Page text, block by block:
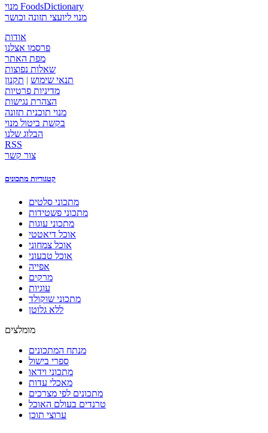
מנוי FoodsDictionary
מנוי ליועצי תזונה וכושר
אודות
פרסמו אצלנו
מפת האתר
שאלות נפוצות
תנאי שימוש | תקנון
מדיניות פרטיות
הצהרת נגישות
מנוי תוכנית תזונה
בקשת ביטול מנוי
הבלוג שלנו
RSS
צור קשר
קטגוריות מתכונים
מתכוני סלטים
מתכוני פשטידות
מתכוני עוגות
אוכל דיאטטי
אוכל צמחוני
אוכל טבעוני
אפייה
מרקים
עוגיות
מתכוני שוקולד
ללא גלוטן
מומלצים
מנתח המתכונים
ספרי בישול
מתכוני וידאו
מאכלי עדות
מתכונים לפי מצרכים
טרנדים בעולם האוכל
ערוצי תוכן